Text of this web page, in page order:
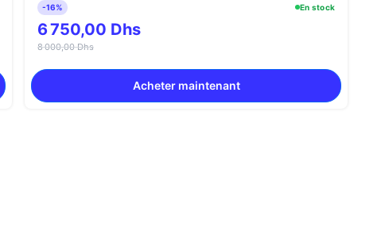
-16% En stock
6 750,00 Dhs
8 000,00 Dhs
Acheter maintenant